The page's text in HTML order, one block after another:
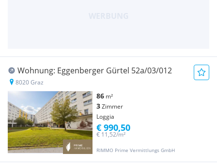
Wohnung: Eggenberger Gürtel 52a/03/012
8020 Graz
86 m²
3Zimmer
Loggia
RIMMO Prime Vermittlungs GmbH
€ 11,52/m²
€ 990,50